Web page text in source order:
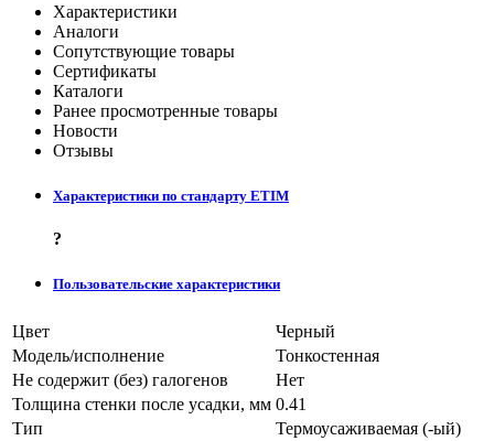
Характеристики
Аналоги
Сопутствующие товары
Сертификаты
Каталоги
Ранее просмотренные товары
Новости
Отзывы
Характеристики по стандарту ETIM
?
Пользовательские характеристики
Цвет
Черный
Модель/исполнение
Тонкостенная
Не содержит (без) галогенов
Нет
Толщина стенки после усадки, мм 0.41
Тип
Термоусаживаемая (-ый)